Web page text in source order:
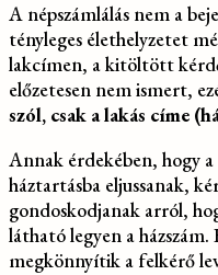
A népszámlálás nem a
tényleges élethelyzetet
lakcímen, a kitöltött
előzetesen nem ismert,
szól, csak a lakás címe
Annak érdekében, hogy
háztartásba eljussanak,
gondoskodjanak arról,
látható legyen a
megkönnyítik a felkérő